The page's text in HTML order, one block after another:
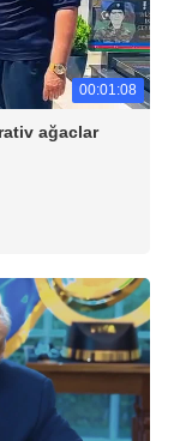
00:01:08
ağaclar